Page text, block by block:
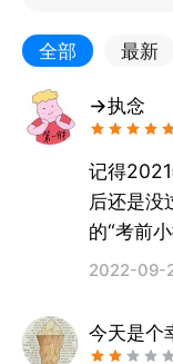
全部 最新
→执念
记得
后还是没
的“考前
我毅然决
化，很多
所以还是
2022-09-
今天是个